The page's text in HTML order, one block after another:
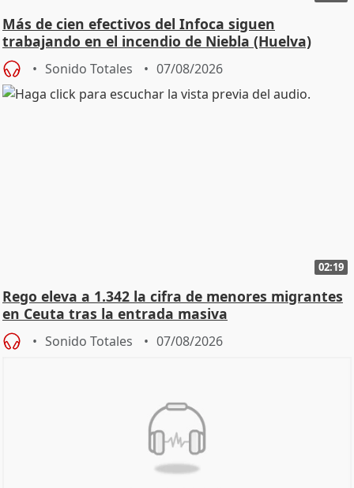
Más de cien efectivos del Infoca siguen
trabajando en el incendio de Niebla (Huelva)
Sonido Totales 07/08/2026
02:19
Rego eleva a 1.342 la cifra de menores migrantes
en Ceuta tras la entrada masiva
Sonido Totales 07/08/2026